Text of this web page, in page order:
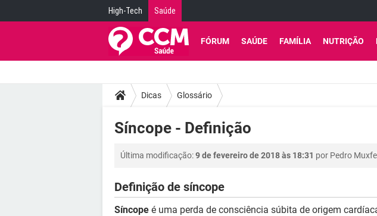
High-Tech Saúde
FÓRUM SAÚDE FAMÍLIA NUTRIÇÃO
Dicas Glossário
Síncope - Definição
Última modificação:9 de fevereiro de 2018 às 18:31 por Pedro
Definição de síncope
Síncope é uma perda de consciência súbita de origem